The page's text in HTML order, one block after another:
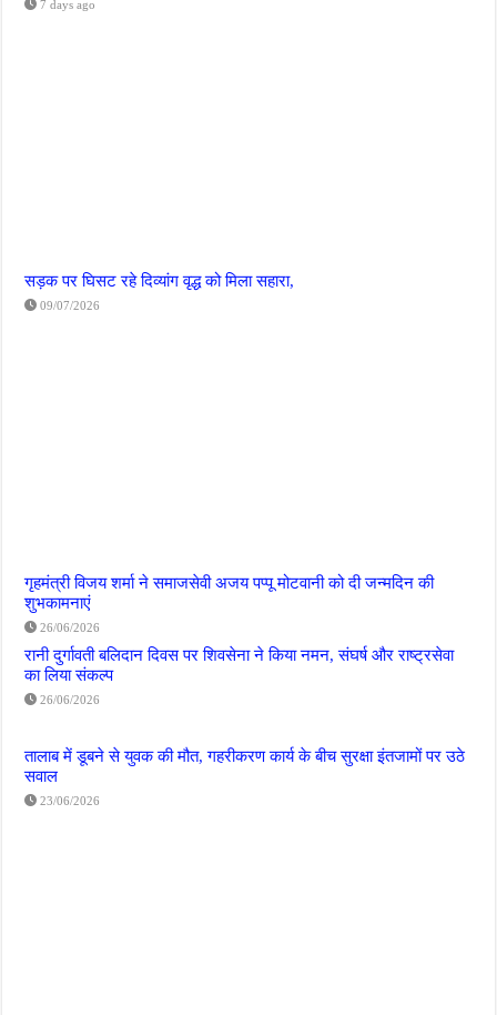
7 days ago
सड़क पर घिसट रहे दिव्यांग वृद्ध को मिला सहारा,
09/07/2026
गृहमंत्री विजय शर्मा ने समाजसेवी अजय पप्पू मोटवानी को दी जन्मदिन की
शुभकामनाएं
26/06/2026
रानी दुर्गावती बलिदान दिवस पर शिवसेना ने किया नमन, संघर्ष और राष्ट्रसेवा
का लिया संकल्प
26/06/2026
तालाब में डूबने से युवक की मौत, गहरीकरण कार्य के बीच सुरक्षा इंतजामों पर उठे
सवाल
23/06/2026